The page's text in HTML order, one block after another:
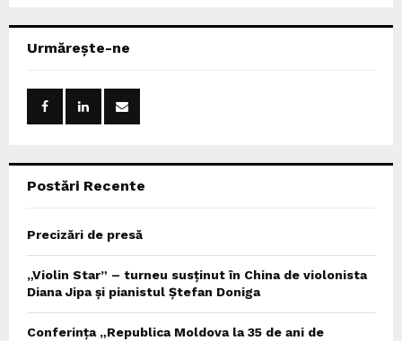
h
Urmărește-ne
Postări Recente
Precizări de presă
„Violin Star” – turneu susținut în China de violonista
Diana Jipa și pianistul Ștefan Doniga
Conferința „Republica Moldova la 35 de ani de